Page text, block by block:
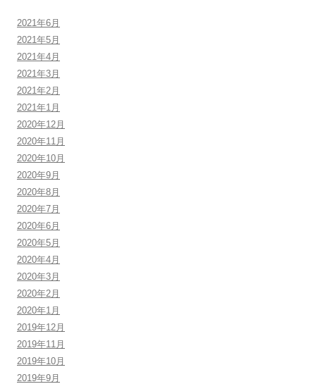
2021年6月
2021年5月
2021年4月
2021年3月
2021年2月
2021年1月
2020年12月
2020年11月
2020年10月
2020年9月
2020年8月
2020年7月
2020年6月
2020年5月
2020年4月
2020年3月
2020年2月
2020年1月
2019年12月
2019年11月
2019年10月
2019年9月